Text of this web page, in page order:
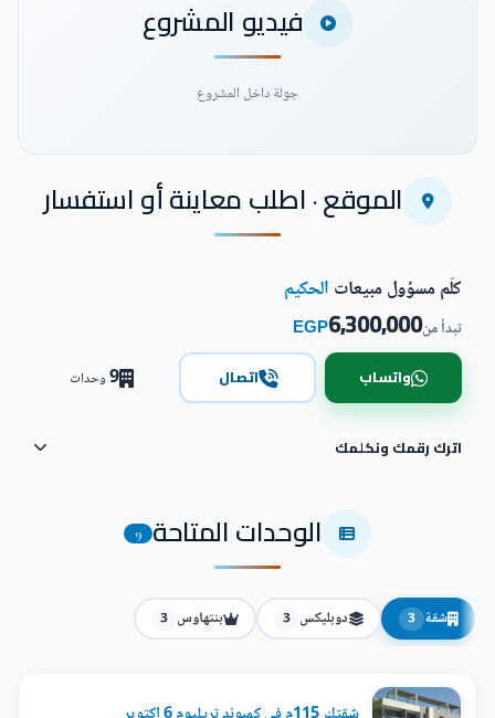
فيديو المشروع
جولة داخل المشروع
شاهد فيديو المشروع
الموقع · اطلب معاينة أو استفسار
كلّم مسؤول مبيعات الحكيم
تبدأ من6,300,000
EGP
واتساب اتصال 9وحدات
اترك رقمك ونكلمك
الوحدات المتاحة 9
شقة 3 دوبليكس 3 بنتهاوس 3